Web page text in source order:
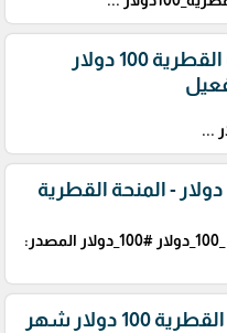
رابط فحص المنحة القطرية 100 دولار
رابط فحص ال 100 دولار - المنحة القطرية
_100_دولار #100_دولار المصدر:
موعد صرف المنحة القطرية 100 دولار شهر